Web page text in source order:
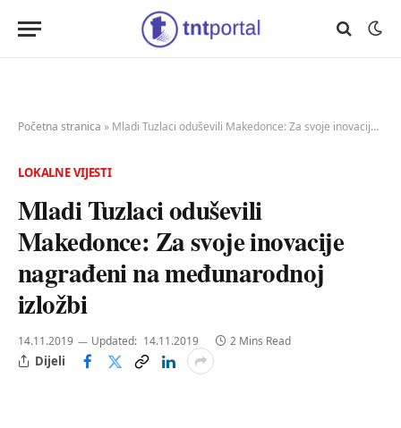
Početna stranica » Mladi Tuzlaci oduševili Makedonce: Za svoje inovacije nagrađeni na međunarodnoj izložbi
LOKALNE VIJESTI
Mladi Tuzlaci oduševili
Makedonce: Za svoje inovacije
nagrađeni na međunarodnoj
izložbi
14.11.2019 Updated: 14.11.2019 2 Mins Read
Dijeli